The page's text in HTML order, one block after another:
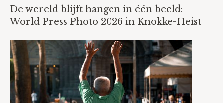
De wereld blijft hangen in één beeld:
World Press Photo 2026 in Knokke-Heist